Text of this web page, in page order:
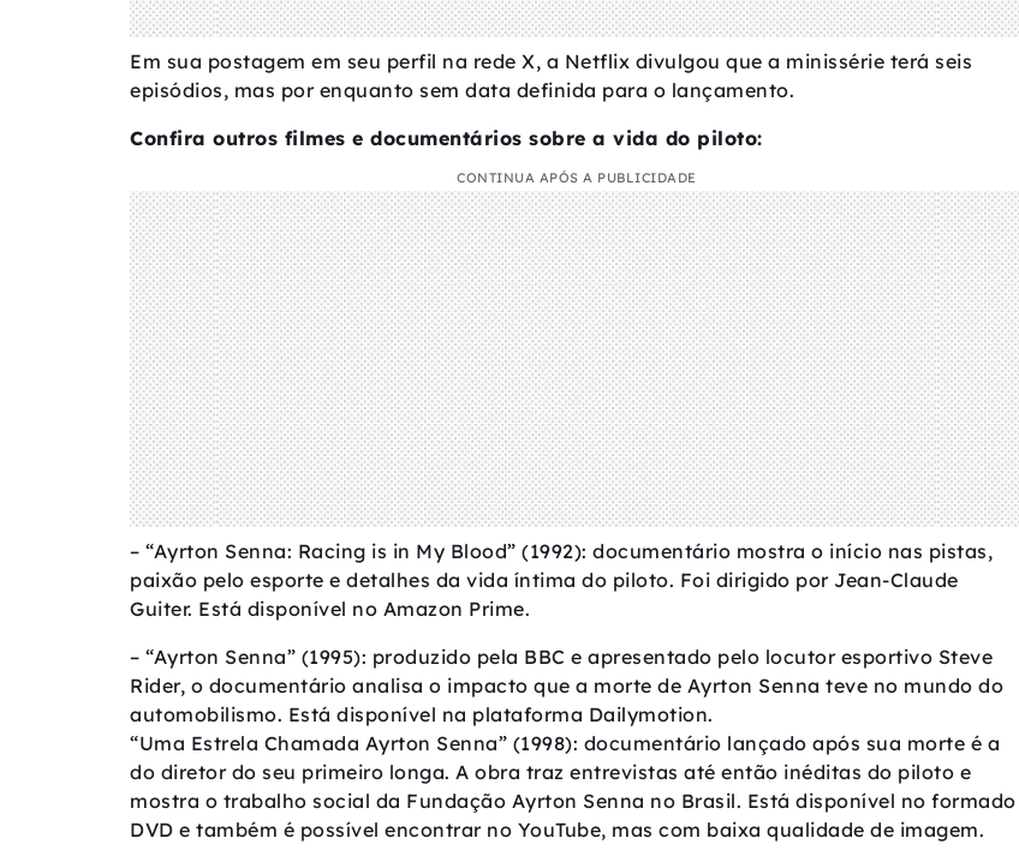
Em sua postagem em seu perfil na rede X, a Netflix divulgou que a minissérie terá seis
episódios, mas por enquanto sem data definida para o lançamento.
Confira outros filmes e documentários sobre a vida do piloto:
CONTINUA APÓS A PUBLICIDADE
– “Ayrton Senna: Racing is in My Blood” (1992): documentário mostra o início nas pistas,
paixão pelo esporte e detalhes da vida íntima do piloto. Foi dirigido por Jean-Claude
Guiter. Está disponível no Amazon Prime.
– “Ayrton Senna” (1995): produzido pela BBC e apresentado pelo locutor esportivo Steve
Rider, o documentário analisa o impacto que a morte de Ayrton Senna teve no mundo do
automobilismo. Está disponível na plataforma Dailymotion.
“Uma Estrela Chamada Ayrton Senna” (1998): documentário lançado após sua morte é a
do diretor do seu primeiro longa. A obra traz entrevistas até então inéditas do piloto e
mostra o trabalho social da Fundação Ayrton Senna no Brasil. Está disponível no formado
DVD e também é possível encontrar no YouTube, mas com baixa qualidade de imagem.